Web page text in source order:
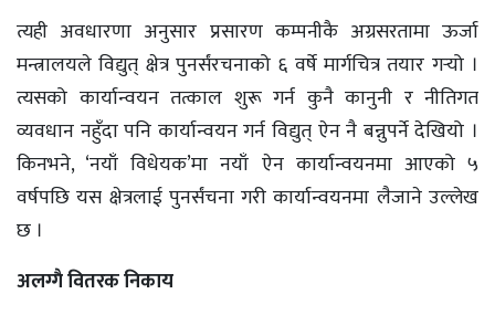
त्यही अवधारणा अनुसार प्रसारण कम्पनीकै अग्रसरतामा ऊर्जा
मन्त्रालयले विद्युत् क्षेत्र पुनर्संरचनाको ६ वर्षे मार्गचित्र तयार गर्‍यो ।
त्यसको कार्यान्वयन तत्काल शुरू गर्न कुनै कानुनी र नीतिगत
व्यवधान नहुँदा पनि कार्यान्वयन गर्न विद्युत् ऐन नै बन्नुपर्ने देखियो ।
किनभने, ‘नयाँ विधेयक’मा नयाँ ऐन कार्यान्वयनमा आएको ५
वर्षपछि यस क्षेत्रलाई पुनर्संचना गरी कार्यान्वयनमा लैजाने उल्लेख
छ ।
अलग्गै वितरक निकाय